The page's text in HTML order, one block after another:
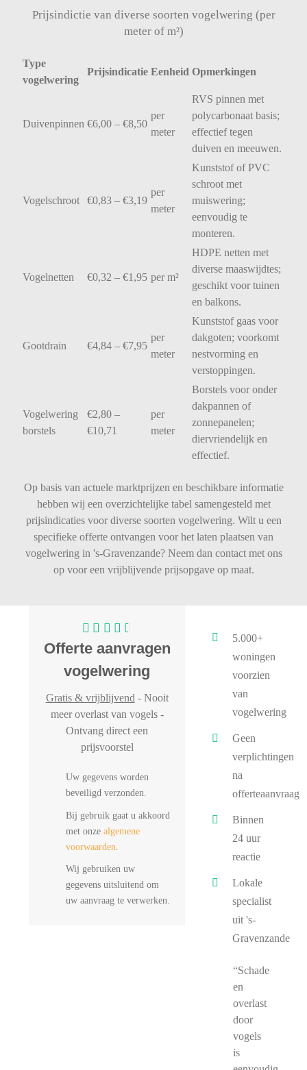
Prijsindictie van diverse soorten vogelwering (per
meter of m²)
Type
vogelwering
Prijsindicatie Eenheid Opmerkingen
Duivenpinnen €6,00 – €8,50
per
meter
RVS pinnen met
polycarbonaat basis;
effectieftegen
duiven en meeuwen.
Vogelschroot €0,83 – €3,19
per
meter
KunststofofPVC
schroot met
muiswering;
eenvoudig te
monteren.
Vogelnetten €0,32 – €1,95 per m²
HDPE netten met
diverse maaswijdtes;
geschikt voor tuinen
en balkons.
Gootdrain €4,84 – €7,95
per
meter
Kunststof gaas voor
dakgoten; voorkomt
nestvorming en
verstoppingen.
Vogelwering
borstels
€2,80 –
€10,71
per
meter
Borstels voor onder
dakpannen of
zonnepanelen;
diervriendelijk en
effectief.
Op basis van actuele marktprijzen en beschikbare informatie
hebben wij een overzichtelijke tabel samengesteld met
prijsindicaties voor diverse soorten vogelwering. Wilt u een
specifieke offerte ontvangen voor het laten plaatsen van
vogelwering in 's-Gravenzande? Neem dan contact met ons
op voor een vrijblijvende prijsopgave op maat.
Offerte aanvragen
vogelwering
Gratis & vrijblijvend - Nooit
meer overlast van vogels -
Ontvang direct een
prijsvoorstel
Uw gegevens worden
beveiligd verzonden.
Bij gebruik gaat u akkoord
met onze algemene
voorwaarden
Wij gebruiken uw
gegevens uitsluitend om
uw aanvraag te verwerken.
5.000+
woningen
voorzien
van
vogelwering
Geen
verplichtingen
na
offerteaanvraag
Binnen
24 uur
reactie
Lokale
specialist
uit 's-
Gravenzande
“Schade
en
overlast
door
vogels
is